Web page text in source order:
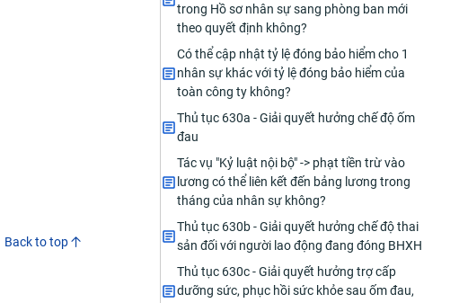
Back to top
trong Hồ sơ nhân sự sang phòng ban mới
theo quyết định không?
Có thể cập nhật tỷ lệ đóng bảo hiểm cho 1
nhân sự khác với tỷ lệ đóng bảo hiểm của
toàn công ty không?
Thủ tục 630a - Giải quyết hưởng chế độ ốm
đau
Tác vụ "Kỷ luật nội bộ" -> phạt tiền trừ vào
lương có thể liên kết đến bảng lương trong
tháng của nhân sự không?
Thủ tục 630b - Giải quyết hưởng chế độ thai
sản đối với người lao động đang đóng BHXH
Thủ tục 630c - Giải quyết hưởng trợ cấp
dưỡng sức, phục hồi sức khỏe sau ốm đau,